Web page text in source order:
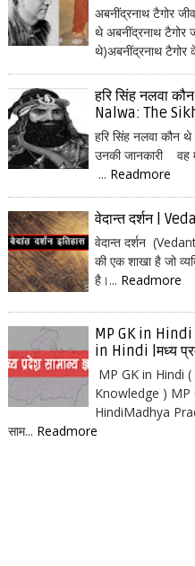
अबनींद्रनाथ टैगोर
थे अबनींद्रनाथ टैगोर
थे)अबनींद्रनाथ टैगोर
हरि सिंह नलवा
Nalwa: The
हरि सिंह नलवा कौन
उनकी जानकारी वह
... Readmore
वेदान्त दर्शन |
वेदान्त दर्शन
की एक शाखा है जो
है।... Readmore
MP GK in
in Hindi |मध्य
MP GK in Hindi
Knowledge ) MP
HindiMadhya
साम... Readmore